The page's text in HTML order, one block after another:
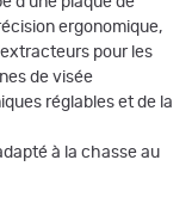
ergonomique,
pour les
de visée
réglables et de la
à la chasse au